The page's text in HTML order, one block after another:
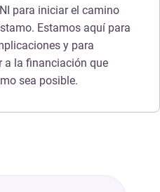
para iniciar el camino
Estamos aquí para
y para
a la financiación que
sea posible.